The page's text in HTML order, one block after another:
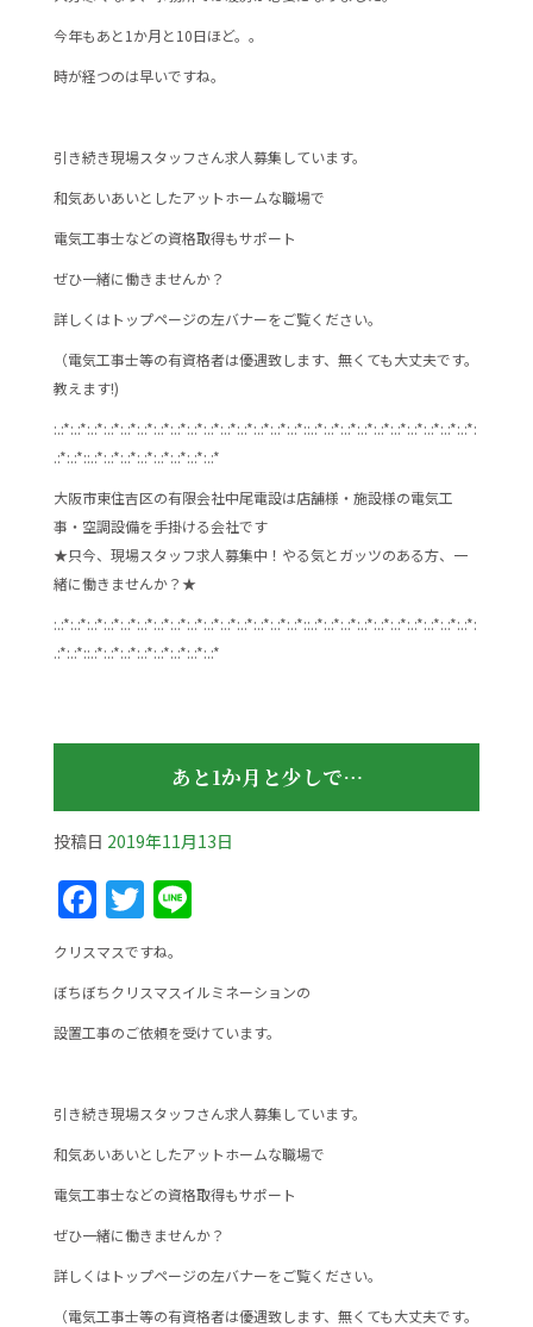
b
o
o
今年もあと1か月と10日ほど。。
時が経つのは早いですね。
引き続き現場スタッフさん求人募集しています。
和気あいあいとしたアットホームな職場で
電気工事士などの資格取得もサポート
ぜひ一緒に働きませんか？
詳しくはトップページの左バナーをご覧ください。
（電気工事士等の有資格者は優遇致します、無くても大丈夫です。
教えます!)
:.:*:.:*:.:*:.:*:.:*:.:*:.:*:.:*:.:*:.:*:.:*:.:*:.:*:.:*:.:*::.:*:.:*:.:*:.:*:.:*:.:*:.:*:.:*:.:*:.:*:
.:*:.:*::.:*:.:*:.:*:.:*:.:*:.:*:.:*:.:*
大阪市東住吉区の有限会社中尾電設は店舗様・施設様の電気工
事・空調設備を手掛ける会社です
★只今、現場スタッフ求人募集中！やる気とガッツのある方、一
緒に働きませんか？★
:.:*:.:*:.:*:.:*:.:*:.:*:.:*:.:*:.:*:.:*:.:*:.:*:.:*:.:*:.:*::.:*:.:*:.:*:.:*:.:*:.:*:.:*:.:*:.:*:.:*:
.:*:.:*::.:*:.:*:.:*:.:*:.:*:.:*:.:*:.:*
あと1か月と少しで…
投稿日 2019年11月13日
F
a
c
e
b
o
k
T
w
itt
er
Li
e
クリスマスですね。
ぼちぼちクリスマスイルミネーションの
設置工事のご依頼を受けています。
引き続き現場スタッフさん求人募集しています。
和気あいあいとしたアットホームな職場で
電気工事士などの資格取得もサポート
ぜひ一緒に働きませんか？
詳しくはトップページの左バナーをご覧ください。
（電気工事士等の有資格者は優遇致します、無くても大丈夫です。